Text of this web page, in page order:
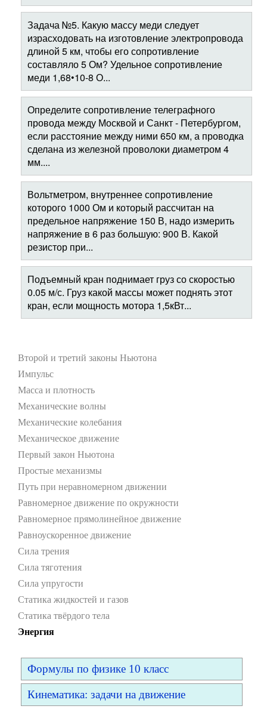
Задача №5. Какую массу меди следует
израсходовать на изготовление электропровода
длиной 5 км, чтобы его сопротивление
составляло 5 Ом? Удельное сопротивление
меди 1,68•10-8 О...
Определите сопротивление телеграфного
провода между Москвой и Санкт - Петербургом,
если расстояние между ними 650 км, а проводка
сделана из железной проволоки диаметром 4
мм....
Вольтметром, внутреннее сопротивление
которого 1000 Ом и который рассчитан на
предельное напряжение 150 В, надо измерить
напряжение в 6 раз большую: 900 В. Какой
резистор при...
Подъемный кран поднимает груз со скоростью
0.05 м/с. Груз какой массы может поднять этот
кран, если мощность мотора 1,5кВт...
Второй и третий законы Ньютона
Импульс
Масса и плотность
Механические волны
Механические колебания
Механическое движение
Первый закон Ньютона
Простые механизмы
Путь при неравномерном движении
Равномерное движение по окружности
Равномерное прямолинейное движение
Равноускоренное движение
Сила трения
Сила тяготения
Сила упругости
Статика жидкостей и газов
Статика твёрдого тела
Энергия
Формулы по физике 10 класс
Кинематика: задачи на движение